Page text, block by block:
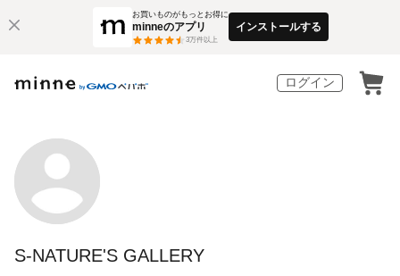
お買いものがもっとお得に
minneのアプリ
3万件以上
インストールする
ログイン
S-NATURE'S GALLERY